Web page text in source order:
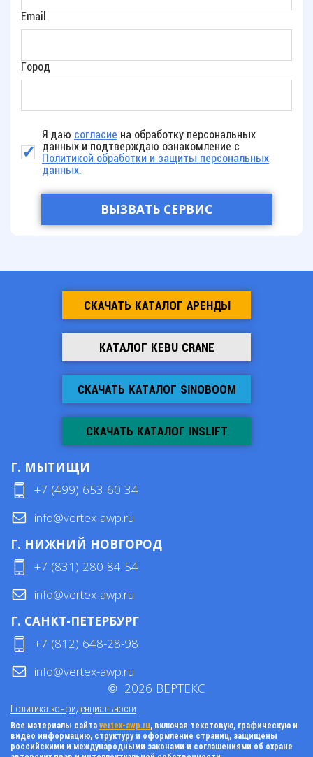
Email
Город
Я даю согласие на обработку персональных
данных и подтверждаю ознакомление с
Политикой обработки и защиты персональных
данных.
СКАЧАТЬ КАТАЛОГ АРЕНДЫ
КАТАЛОГ KEBU CRANE
СКАЧАТЬ КАТАЛОГ SINOBOOM
СКАЧАТЬ КАТАЛОГ INSLIFT
Г. МЫТИЩИ
+7 (499) 653 60 34
info@vertex-awp.ru
Г. НИЖНИЙ НОВГОРОД
+7 (831) 280-84-54
info@vertex-awp.ru
Г. САНКТ-ПЕТЕРБУРГ
+7 (812) 648-28-98
info@vertex-awp.ru
Политика конфиденциальности
© 2026 ВЕРТЕКС
Все материалы сайта vertex-awp.ru, включая текстовую, графическую и
видео информацию, структуру и оформление страниц, защищены
российскими и международными законами и соглашениями об охране